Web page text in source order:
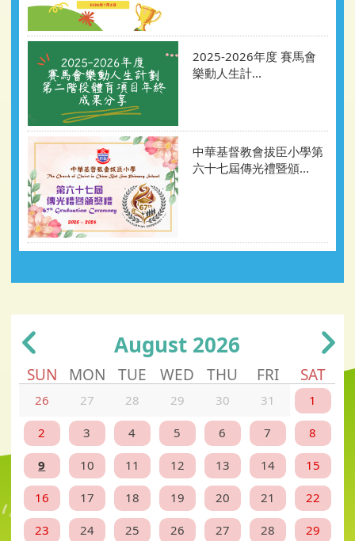
2025-2026年度 賽馬會
樂動人生計...
中華基督教會拔臣小學第
六十七屆傳光禮暨頒...
August 2026
SUN MON TUE WED THU FRI SAT
26 27 28 29 30 31 1
2 3 4 5 6 7 8
9 10 11 12 13 14 15
16 17 18 19 20 21 22
23 24 25 26 27 28 29